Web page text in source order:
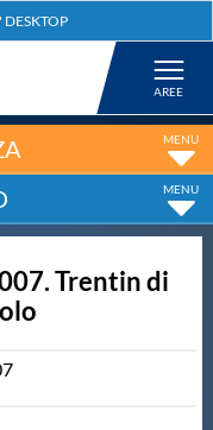
Trentin di